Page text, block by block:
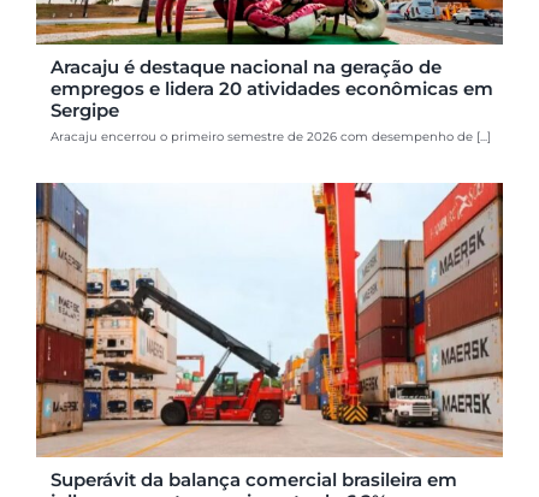
Aracaju é destaque nacional na geração de
empregos e lidera 20 atividades econômicas em
Sergipe
Aracaju encerrou o primeiro semestre de 2026 com desempenho de [...]
Superávit da balança comercial brasileira em